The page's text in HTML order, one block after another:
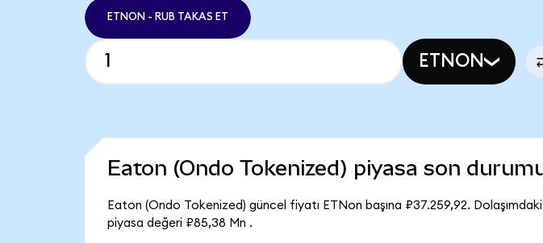
ETNON - RUB TAKAS ET
ETNON
Eaton (Ondo Tokenized) piyasa son
Eaton (Ondo Tokenized) güncel fiyatı ETNon başına ₽37.259,92.
piyasa değeri ₽85,38 Mn .